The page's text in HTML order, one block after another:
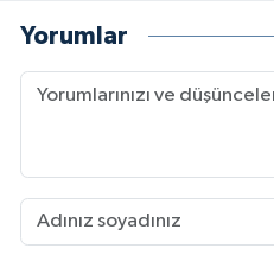
Yorumlar